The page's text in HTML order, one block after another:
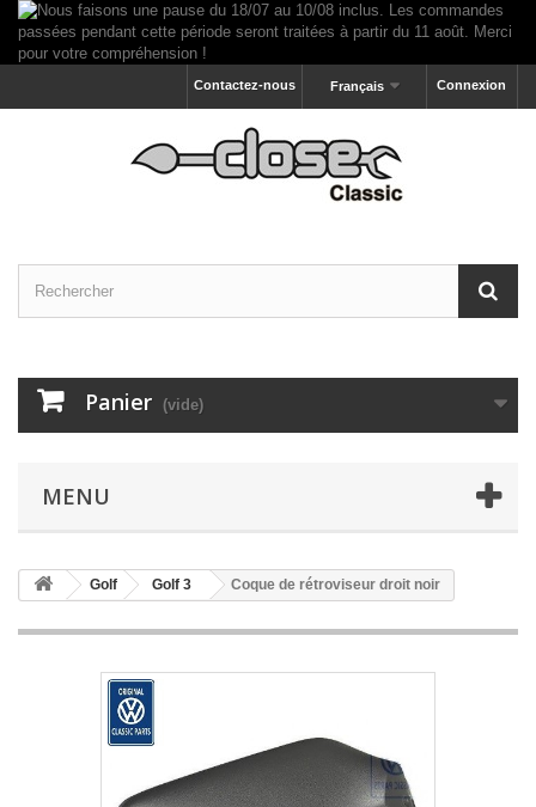
Connexion
Français
Contactez-nous
Panier (vide)
MENU
Golf Golf 3 Coque de rétroviseur droit noir